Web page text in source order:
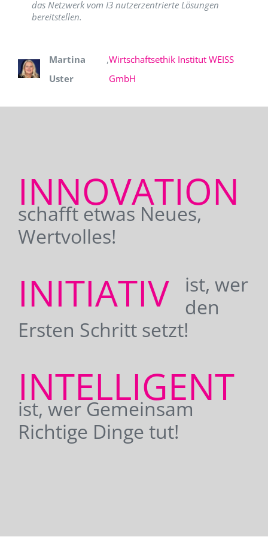
das Netzwerk vom I3 nutzerzentrierte Lösungen
bereitstellen.
Martina
Uster
,Wirtschaftsethik Institut WEISS
GmbH
INNOVATION
schafft etwas Neues,
Wertvolles!
INITIATIV
ist, wer
den
Ersten Schritt setzt!
INTELLIGENT
ist, wer Gemeinsam
Richtige Dinge tut!